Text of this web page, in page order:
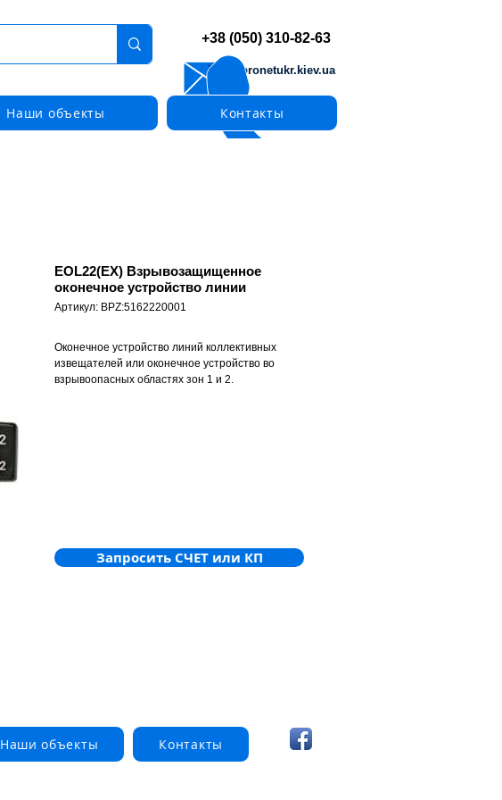
info@pronetukr.kiev.ua
+38 (050) 310-82-63
Наши объекты Контакты
EOL22(EX) Взрывозащищенное
оконечное устройство линии
Артикул: BPZ:5162220001
Оконечное устройство линий коллективных
извещателей или оконечное устройство во
взрывоопасных областях зон 1 и 2.
Запросить СЧЕТ или КП
Наши объекты Контакты